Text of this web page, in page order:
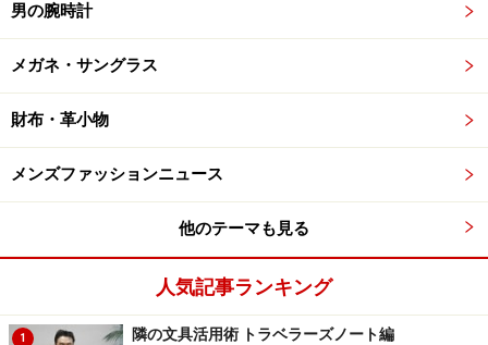
男の腕時計
メガネ・サングラス
財布・革小物
メンズファッションニュース
他のテーマも見る
人気記事ランキング
1 隣の文具活用術 トラベラーズノート編